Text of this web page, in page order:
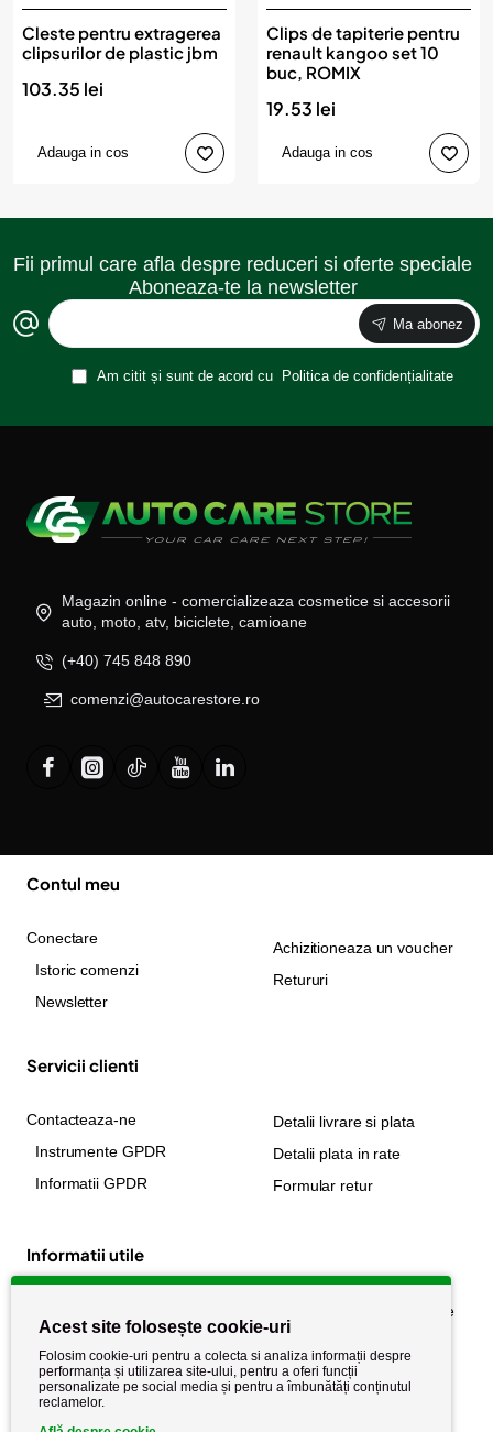
Cleste pentru extragerea
clipsurilor de plastic jbm
103.35 lei
Adauga in cos
Clips de tapiterie pentru
renault kangoo set 10
buc, ROMIX
19.53 lei
Adauga in cos
Fii primul care afla despre reduceri si oferte speciale
Aboneaza-te la newsletter
Ma abonez
Am citit și sunt de acord cu Politica de confidențialitate
Magazin online - comercializeaza cosmetice si accesorii
auto, moto, atv, biciclete, camioane
(+40) 745 848 890
comenzi@autocarestore.ro
Contul meu
Conectare
Istoric comenzi
Newsletter
Achizitioneaza un voucher
Retururi
Servicii clienti
Contacteaza-ne
Instrumente GPDR
Informatii GPDR
Detalii livrare si plata
Detalii plata in rate
Formular retur
Informatii utile
Politica de cookie
Politica de confidențialitate
Termeni si conditii
Acest site folosește cookie-uri
Folosim cookie-uri pentru a colecta si analiza informații despre
performanța și utilizarea site-ului, pentru a oferi funcții
personalizate pe social media și pentru a îmbunătăți conținutul
reclamelor.